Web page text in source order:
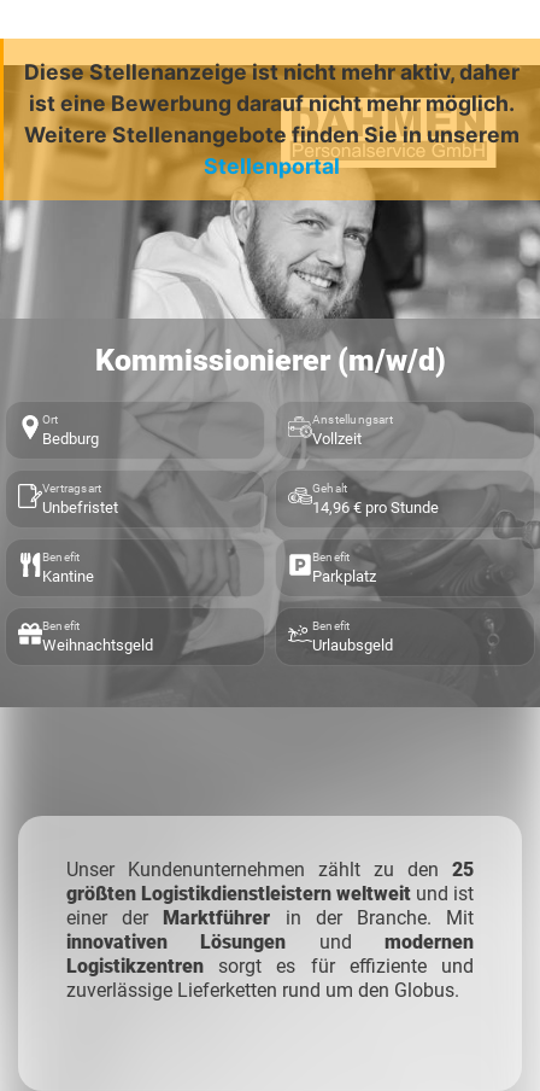
Diese Stellenanzeige ist nicht mehr aktiv, daher
ist eine Bewerbung darauf nicht mehr möglich.
Weitere Stellenangebote finden Sie in unserem
Stellenportal
Kommissionierer (m/w/d)
Ort
Bedburg
Anstellungsart
Vollzeit
Vertragsart
Unbefristet
Gehalt
14,96 € pro Stunde
Benefit
Kantine
Benefit
Parkplatz
Benefit
Weihnachtsgeld
Benefit
Urlaubsgeld
Unser Kundenunternehmen zählt zu den 25
größten Logistikdienstleistern weltweit und ist
einer der Marktführer in der Branche. Mit
innovativen Lösungen undmodernen
Logistikzentren sorgt es für effiziente und
zuverlässige Lieferketten rund um den Globus.